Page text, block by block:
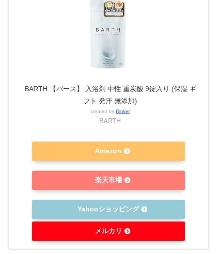
BARTH 【バース】 入浴剤 中性 重炭酸 9錠入り (保湿 ギ
フト 発汗 無添加)
created by Rinker
BARTH
Amazon
楽天市場
Yahooショッピング
メルカリ